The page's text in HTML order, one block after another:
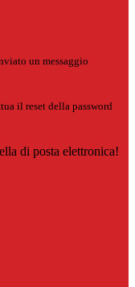
un messaggio
il reset della password
di posta elettronica!